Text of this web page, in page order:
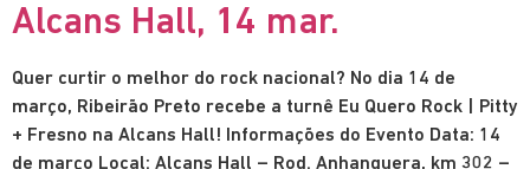
Alcans Hall, 14 mar.
Quer curtir o melhor do rock nacional? No dia 14 de
março, Ribeirão Preto recebe a turnê Eu Quero Rock | Pitty
+ Fresno na Alcans Hall! Informações do Evento Data: 14
de março Local: Alcans Hall – Rod. Anhanguera, km 302 –